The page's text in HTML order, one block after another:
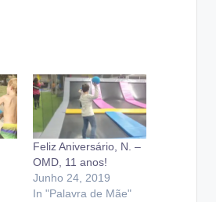
Feliz Aniversário, N. –
OMD, 11 anos!
Junho 24, 2019
In "Palavra de Mãe"